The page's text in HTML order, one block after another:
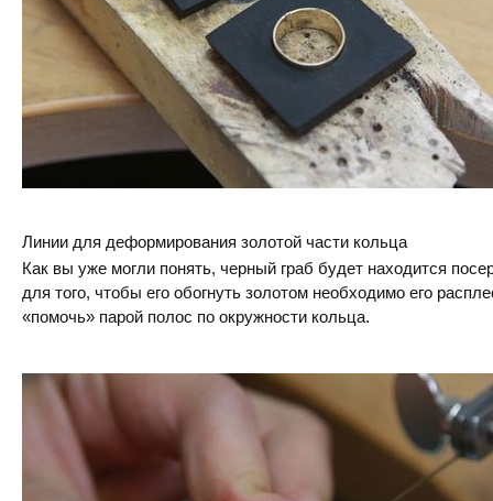
Линии для деформирования золотой части кольца
Как вы уже могли понять, черный граб будет находится
для того, чтобы его обогнуть золотом необходимо его
«помочь» парой полос по окружности кольца.